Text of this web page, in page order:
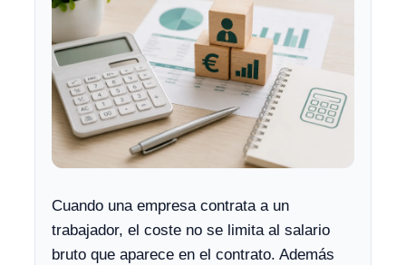
Cuando una empresa contrata a un
trabajador, el coste no se limita al salario
bruto que aparece en el contrato. Además